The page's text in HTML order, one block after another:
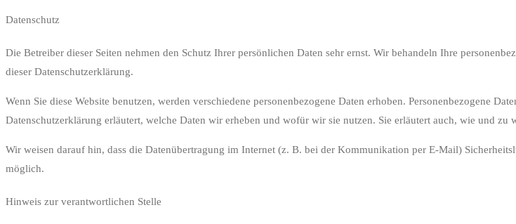
Datenschutz
Die Betreiber dieser Seiten nehmen den Schutz Ihrer persönlichen Daten sehr ernst. Wir behandeln Ihre
dieser Datenschutzerklärung.
Wenn Sie diese Website benutzen, werden verschiedene personenbezogene Daten erhoben. Personenbezogene
Datenschutzerklärung erläutert, welche Daten wir erheben und wofür wir sie nutzen. Sie erläutert auch, wie und zu
Wir weisen darauf hin, dass die Datenübertragung im Internet (z. B. bei der Kommunikation per E-Mail)
möglich.
Hinweis zur verantwortlichen Stelle